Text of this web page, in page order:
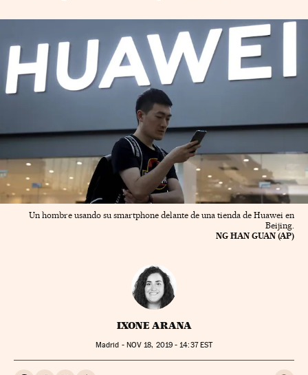
Un hombre usando su smartphone delante de una tienda de Huawei en
Beijing.
NG HAN GUAN (AP)
IXONE ARANA
Madrid - NOV 18, 2019 - 14:37EST